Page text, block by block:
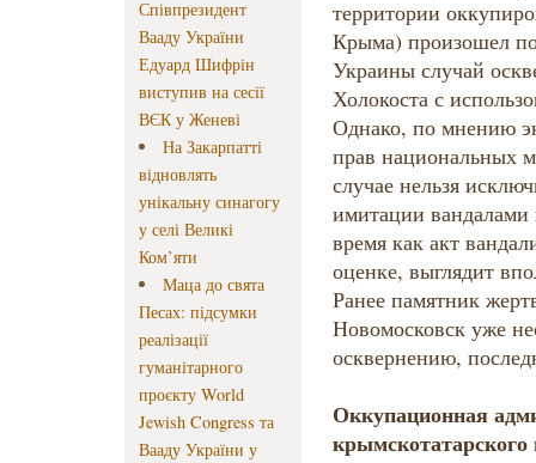
Співпрезидент
Вааду України
Едуард Шифрін
виступив на сесії
ВЄК у Женеві
На Закарпатті
відновлять
унікальну синагогу
у селі Великі
Ком’яти
Маца до свята
Песах: підсумки
реалізації
гуманітарного
проєкту World
Jewish Congress та
Вааду України у
территории
Крыма) произошел
Украины случай
Холокоста с
Однако, по мнению
прав национальных
случае нельзя
имитации вандалами
время как акт
оценке, выглядит
Ранее памятник
Новомосковск уже
осквернению,
Оккупационная
крымскотатарского